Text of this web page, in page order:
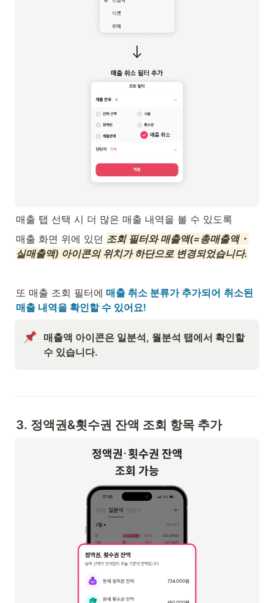
매출 탭 선택 시 더 많은 매출 내역을 볼 수 있도록
매출 화면 위에 있던 조회 필터와 매출액(=총매출액・
실매출액) 아이콘의 위치가 하단으로 변경되었습니다.
또 매출 조회 필터에 매출 취소 분류가 추가되어 취소된
매출 내역을 확인할 수 있어요!
매출액 아이콘은 일분석, 월분석 탭에서 확인할
수 있습니다.
3. 정액권&횟수권 잔액 조회 항목 추가